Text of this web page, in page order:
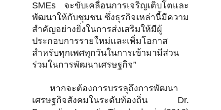
SMEs จะขับเคลื่อนการเจริญเติบโตและ
พัฒนาให้กับชุมชน ซึ่งธุรกิจเหล่านี้มีความ
สำคัญอย่างยิ่งในการส่งเสริมให้มีผู้
ประกอบการรายใหม่และเพิ่มโอกาส
สำหรับทุกเพศทุกวันในการเข้ามามีส่วน
ร่วมในการพัฒนาเศรษฐกิจ”
หากจะต้องการบรรลุถึงการพัฒนา
เศรษฐกิจสังคมในระดับท้องถิ่น Dr.